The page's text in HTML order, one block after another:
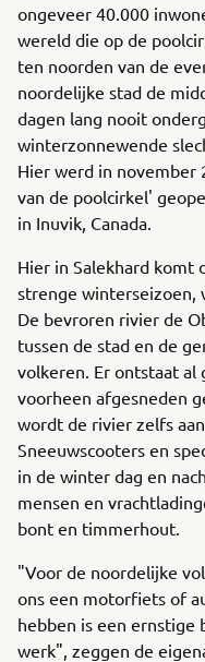
ongeveer 40.000
wereld die op de
ten noorden van de
noordelijke stad de
dagen lang nooit
winterzonnewende
Hier werd in november
van de poolcirkel'
in Inuvik, Canada.
Hier in Salekhard komt
strenge winterseizoen,
De bevroren rivier de
tussen de stad en de
volkeren. Er ontstaat al
voorheen afgesneden
wordt de rivier zelfs
Sneeuwscooters en
in de winter dag en
mensen en
bont en timmerhout.
"Voor de noordelijke
ons een motorfiets of
hebben is een ernstige
werk", zeggen de